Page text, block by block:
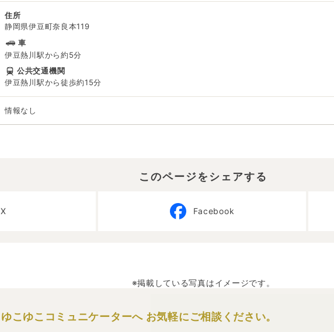
住所
静岡県伊豆町奈良本119
車
伊豆熱川駅から約5分
公共交通機関
伊豆熱川駅から徒歩約15分
情報なし
このページをシェアする
X Facebook
※掲載している写真はイメージです。
ゆこゆこコミュニケーターへ お気軽にご相談ください。